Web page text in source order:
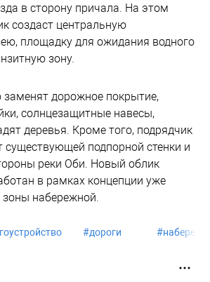
в сторону причала. На этом
создаст центральную
площадку для ожидания водного
зону.
дорожное покрытие,
солнцезащитные навесы,
деревья. Кроме того, подрядчик
существующей подпорной стенки и
реки Оби. Новый облик
в рамках концепции уже
зоны набережной.
#дороги #